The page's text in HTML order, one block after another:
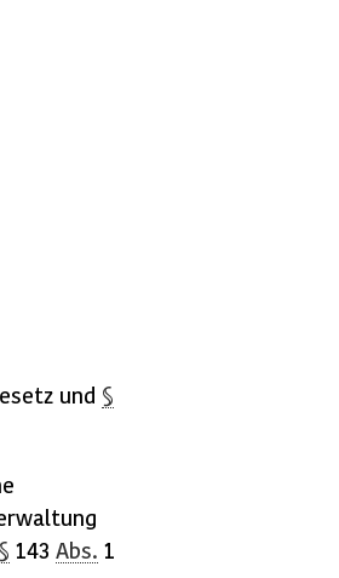
und §
§ 143 Abs. 1